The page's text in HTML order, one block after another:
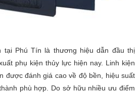
tại Phú Tín là thương hiệu dẫn đầu thị
phụ kiện thủy lực hiện nay. Linh kiện
được đánh giá cao về độ bền, hiệu suất
phù hợp. Do sở hữu nhiều ưu điểm